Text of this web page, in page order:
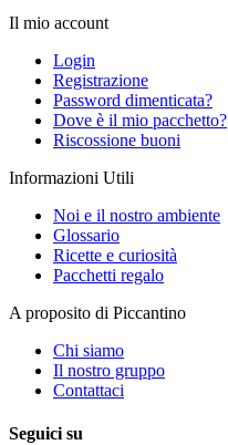
Il mio account
Login
Registrazione
Password dimenticata?
Dove è il mio pacchetto?
Riscossione buoni
Informazioni Utili
Noi e il nostro ambiente
Glossario
Ricette e curiosità
Pacchetti regalo
A proposito di Piccantino
Chi siamo
Il nostro gruppo
Contattaci
Seguici su